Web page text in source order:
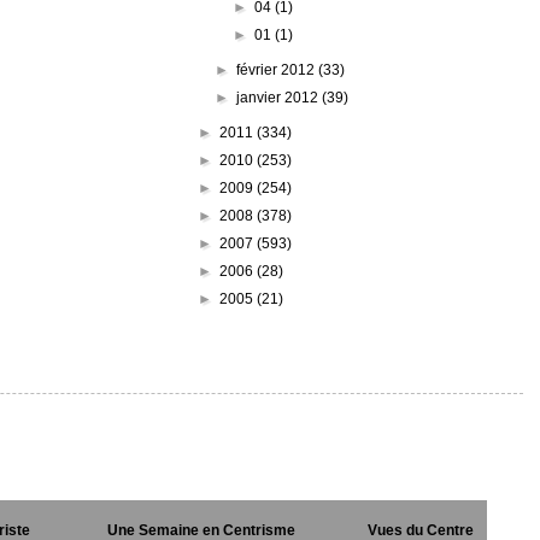
► 04 (1)
► 01 (1)
►février 2012(33)
►janvier 2012(39)
► 2011 (334)
► 2010 (253)
► 2009 (254)
► 2008 (378)
► 2007 (593)
► 2006 (28)
► 2005 (21)
Une Semaine en Centrisme Vues du Centre